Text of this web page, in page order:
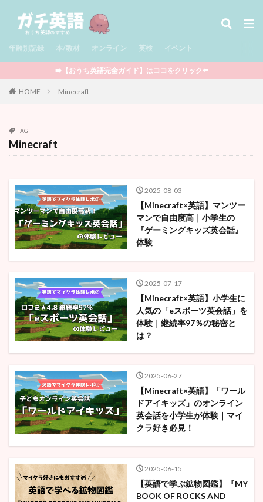
年齢別記録 本/教材 オンライン 英検 イベント
➡️【おうち英語完全ガイド】はココをクリック⬅️
HOME Minecraft
TAG
Minecraft
2025-08-03
【Minecraft×英語】マンツー
マンで自由度高｜小学生の
『ゲーミングキッズ英会話』
体験
2025-07-17
【Minecraft×英語】小学生に
人気の「eスポーツ英会話」を
体験｜継続率97％の秘密と
は？
2025-06-27
【Minecraft×英語】「ワール
ドアイキッズ」のオンライン
英会話を小学生が体験｜マイ
クラ好き必見！
2025-06-15
【英語で学ぶ鉱物図鑑】『MY
BOOK OF ROCKS AND
タグ
児童書 / Middle Grade 多読
児童書 / Chapter Books
図鑑 セール情報
サマースクール
まとめ記事
フォニックス
マンガ
オンライン
プログラミング
ボードゲーム
英語おもちゃ
DWE クッキング
多言語
イベント
おうち英語全般
娘の記録
息子の記録
親向けの本